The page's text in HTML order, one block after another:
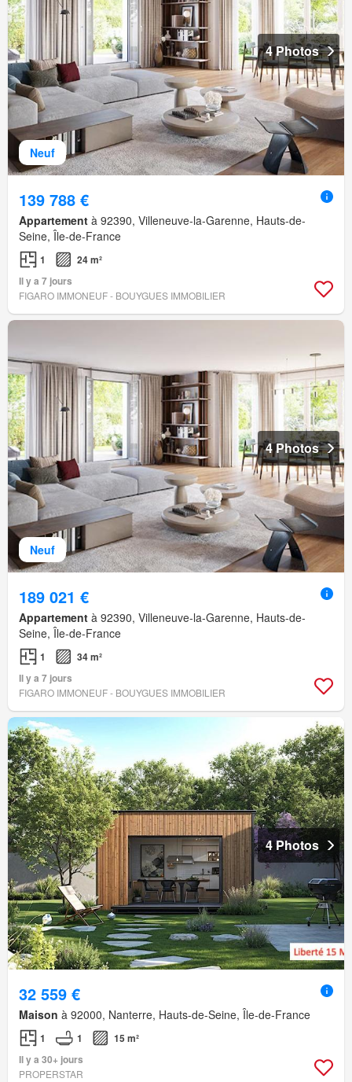
Neuf
4 Photos
139 788 €
Appartement à 92390, Villeneuve-la-Garenne, Hauts-de-
Seine, Île-de-France
1
24 m²
Il y a 7 jours
FIGARO IMMONEUF - BOUYGUES IMMOBILIER
Neuf
4 Photos
189 021 €
Appartement à 92390, Villeneuve-la-Garenne, Hauts-de-
Seine, Île-de-France
1
34 m²
Il y a 7 jours
FIGARO IMMONEUF - BOUYGUES IMMOBILIER
4 Photos
32 559 €
Maison à 92000, Nanterre, Hauts-de-Seine, Île-de-France
1 1
15 m²
Il y a 30+ jours
PROPERSTAR